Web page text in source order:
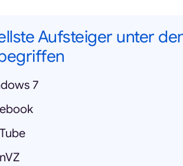
Aufsteiger unter
7